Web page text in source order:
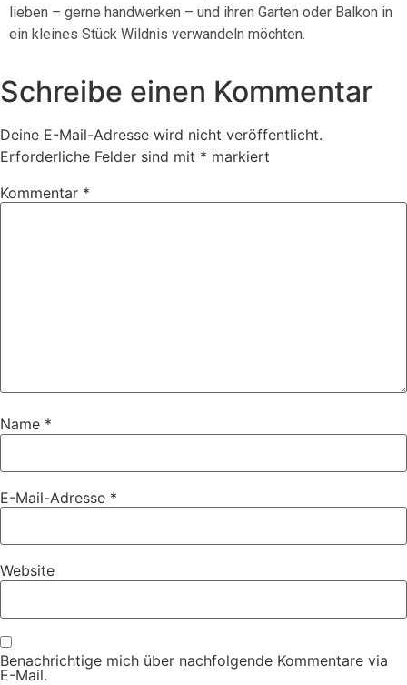
lieben – gerne handwerken – und ihren Garten oder Balkon in
ein kleines Stück Wildnis verwandeln möchten.
Schreibe einen Kommentar
Deine E-Mail-Adresse wird nicht veröffentlicht.
Erforderliche Felder sind mit * markiert
Kommentar *
Name *
E-Mail-Adresse *
Website
Benachrichtige mich über nachfolgende Kommentare via
E-Mail.